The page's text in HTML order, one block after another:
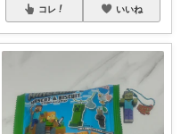
コレ いいね